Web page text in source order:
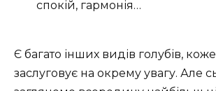
спокій, гармонія…
Є багато інших видів голубів,
заслуговує на окрему увагу. Але